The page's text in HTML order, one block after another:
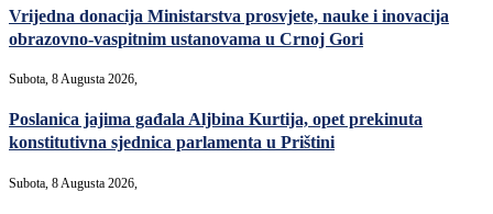
Vrijedna donacija Ministarstva prosvjete, nauke i inovacija
obrazovno-vaspitnim ustanovama u Crnoj Gori
Subota, 8 Augusta 2026,
Poslanica jajima gađala Aljbina Kurtija, opet prekinuta
konstitutivna sjednica parlamenta u Prištini
Subota, 8 Augusta 2026,